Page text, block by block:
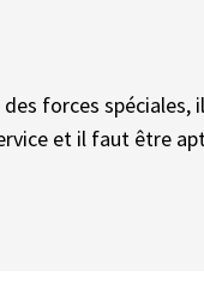
forces spéciales,
et il faut être